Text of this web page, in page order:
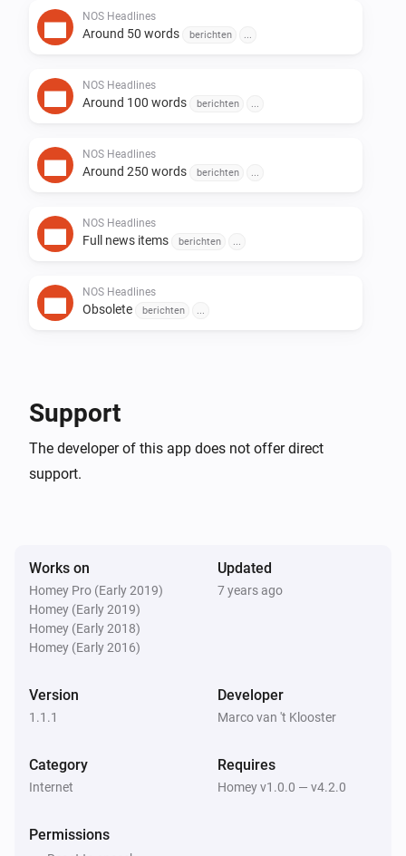
-   Homey kan alleen het nieuws met een Nederlandse
-   Niet Nederlandse woorden kan Homey ook niet goed
uitspreken.
Vind je dit leuk?
RELEASE NOTES
1.1.0
-   Deze nieuwe cards zijn voorzien van een eigen
-   Via de instellingen pagina kun je een eigen
nieuwsfeed plaatsten. (Dit werkt niet Homey Desktop
NOS Headlines
Around 50 words berichten
NOS Headlines
Around 100 words berichten
NOS Headlines
Around 250 words berichten
NOS Headlines
Full news items berichten
NOS Headlines
Obsolete berichten
Support
The developer of this app does not offer direct
support.
Works on
Homey Pro (Early 2019)
Homey (Early 2019)
Homey (Early 2018)
Homey (Early 2016)
Updated
7 years ago
Version
1.1.1
Developer
Marco van 't Klooster
Category
Internet
Requires
Homey v1.0.0 — v4.2.0
Permissions